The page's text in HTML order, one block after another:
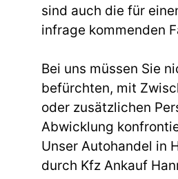
sind auch die für
infrage kommenden
Bei uns müssen Sie
befürchten, mit
oder zusätzlichen
Abwicklung
Unser Autohandel in
durch Kfz Ankauf